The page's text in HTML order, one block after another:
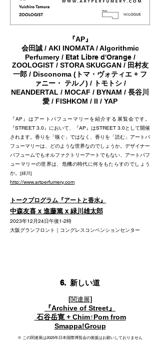
『AP』
会田誠 / AKI INOMATA / Algorithmic
Perfumery / Etat Libre d'Orange/
ZOOLOGIST / STORA SKUGGAN / 田村友
一郎 / Disconoma (トマ・ヴォティエ + フ
ァニー・ テルノ) / トモトシ /
NEANDERTAL / MOCAF / BYNAM / ⻑谷川
愛 / FISHKOM / II / YAP
『AP』はアートパフューマリーを紹介する展覧会です。
『STREET 3.0』において、『AP』はSTREET 3.0として開催
されます。香りを「嗅ぐ」ではなく、香りを「読む」アートパ
フューマリーは、どのような世界なのでしょうか。デザイナー
パフュームでもオルファクトリーアートでもない、アートパフ
ューマリーの世界は、危機の時代に何をもたらすのでしょう
か。​ [緑川]
http://www.artperfumery.com
トークプログラム『アートと香水』
中森友喜 x 進藤篤 x 緑川雄太郎
2023年12月24日午後1-2時
大阪グランフロント｜コングレスコンベンションセンター
6. 新しい道
[関連展]
『Archive of Street』
石谷岳寛 + Chim↑Pom from
Smappa!Group
※ この関連展は2025年日本国際博覧会の後援はお願いしておりません